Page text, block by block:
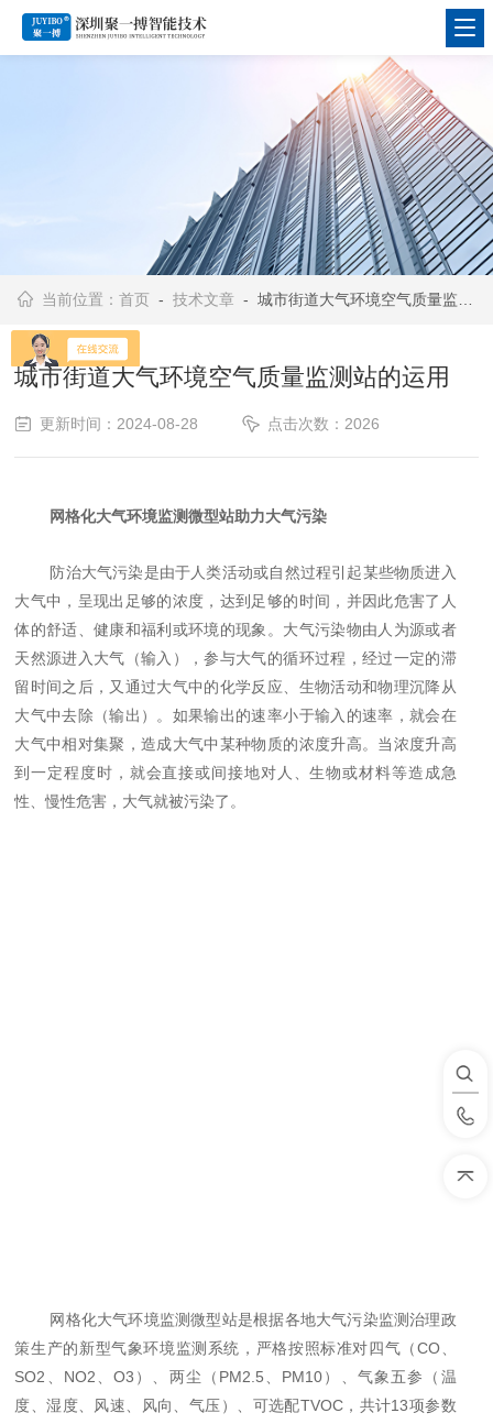
当前位置：首页 -技术文章 - 城市街道大气环境空气质量监测站的运用
城市街道大气环境空气质量监测站的运用
更新时间：2024-08-28 点击次数：2026
网格化大气环境监测微型站助力大气污染
防治大气污染是由于人类活动或自然过程引起某些物质进入
大气中，呈现出足够的浓度，达到足够的时间，并因此危害了人
体的舒适、健康和福利或环境的现象。大气污染物由人为源或者
天然源进入大气（输入），参与大气的循环过程，经过一定的滞
留时间之后，又通过大气中的化学反应、生物活动和物理沉降从
大气中去除（输出）。如果输出的速率小于输入的速率，就会在
大气中相对集聚，造成大气中某种物质的浓度升高。当浓度升高
到一定程度时，就会直接或间接地对人、生物或材料等造成急
性、慢性危害，大气就被污染了。
网格化大气环境监测微型站是根据各地大气污染监测治理政
策生产的新型气象环境监测系统，严格按照标准对四气（CO、
SO2、NO2、O3）、两尘（PM2.5、PM10）、气象五参（温
度、湿度、风速、风向、气压）、可选配TVOC，共计13项参数